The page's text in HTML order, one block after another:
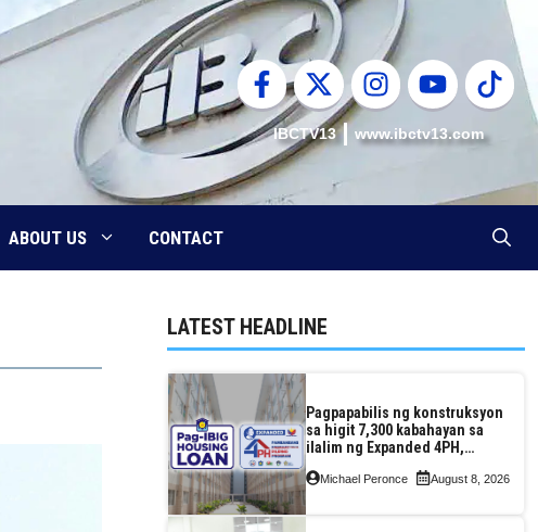
IBCTV13 www.ibctv13.com
ABOUT US CONTACT
LATEST HEADLINE
Pagpapabilis ng konstruksyon
sa higit 7,300 kabahayan sa
ilalim ng Expanded 4PH,
ng Pag-IBIG at P.A. Alvarez
Michael Peronce August 8, 2026